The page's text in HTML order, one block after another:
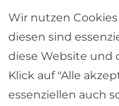
Wir nutzen
diesen sind
diese Website und
Klick auf "Alle
essenziellen auch